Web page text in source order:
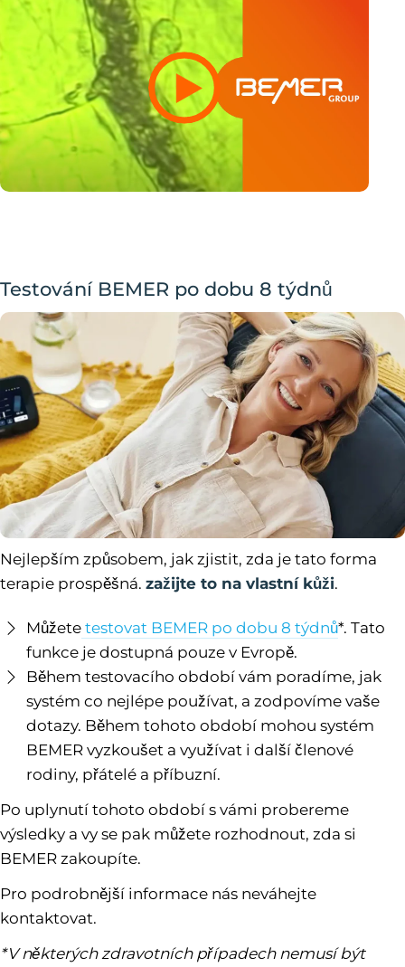
Testování BEMER po dobu 8 týdnů
Nejlepším způsobem, jak zjistit, zda je tato forma
terapie prospěšná. zažijte to na vlastní kůži.
Můžete testovat BEMER po dobu 8 týdnů*. Tato
funkce je dostupná pouze v Evropě.
Během testovacího období vám poradíme, jak
systém co nejlépe používat, a zodpovíme vaše
dotazy. Během tohoto období mohou systém
BEMER vyzkoušet a využívat i další členové
rodiny, přátelé a příbuzní.
Po uplynutí tohoto období s vámi probereme
výsledky a vy se pak můžete rozhodnout, zda si
BEMER zakoupíte.
Pro podrobnější informace nás neváhejte
kontaktovat.
*V některých zdravotních případech nemusí být